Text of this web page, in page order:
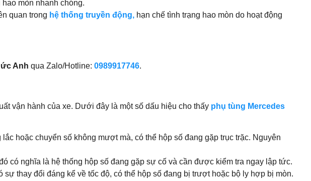
mòn nhanh chóng.
quan trong hệ thống truyền động, hạn chế tình trạng hao mòn do hoạt động
Anh qua Zalo/Hotline: 0989917746.
vận hành của xe. Dưới đây là một số dấu hiệu cho thấy phụ tùng Mercedes
hoặc chuyển số không mượt mà, có thể hộp số đang gặp trục trặc. Nguyên
có nghĩa là hệ thống hộp số đang gặp sự cố và cần được kiểm tra ngay lập tức.
thay đổi đáng kể về tốc độ, có thể hộp số đang bị trượt hoặc bộ ly hợp bị mòn.